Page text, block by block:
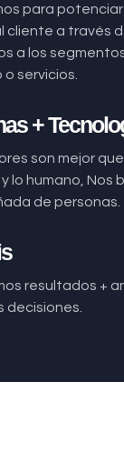
para
cliente a través
a los
servicios.
+
son mejor
lo humano, Nos
de personas.
resultados +
decisiones.